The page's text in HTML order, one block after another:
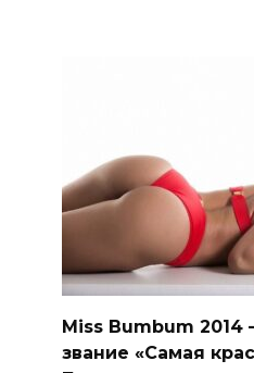
Miss Bumbum
звание «Самая